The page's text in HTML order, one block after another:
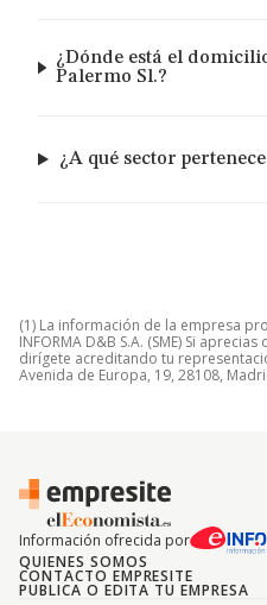
¿Dónde está el
Palermo Sl.?
¿A qué sector
(1) La información de la empresa
INFORMA D&B S.A. (SME) Si
dirígete acreditando tu
Avenida de Europa, 19, 28108,
Información ofrecida por
QUIENES SOMOS
CONTACTO EMPRESITE
PUBLICA O EDITA TU EMPRESA